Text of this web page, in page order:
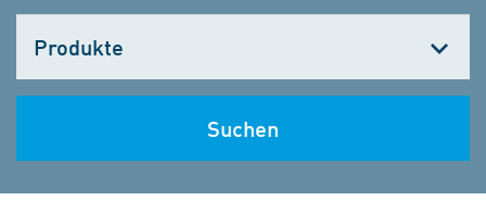
wählen
Suchen